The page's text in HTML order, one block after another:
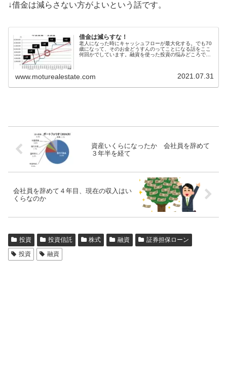
↓借金は減らさない方がよいという話です。
借金は減らすな！
老人になった時にキャッシュフローが最大化する。でも70
歳になって、そのお金どうすんのってことになる話をここ
何回かでしています。融資を使った投資の悩みどころで
www.moturealestate.com 2021.07.31
資産いくらになったか 会社員を辞めて
３年半を経て
会社員を辞めて４年目、現在の収入はい
くらなのか
投資 投資信託 株式 融資
証券担保ローン
投資
融資